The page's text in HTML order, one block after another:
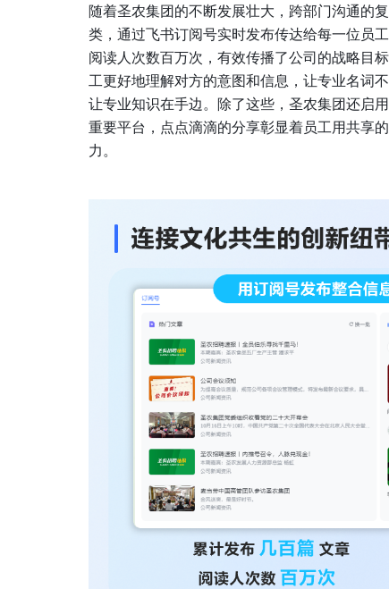
随着圣农集团的不断发展壮大，跨部门沟通的
类，通过飞书订阅号实时发布传达给每一位员
阅读人次数百万次，有效传播了公司的战略目
工更好地理解对方的意图和信息，让专业名词
让专业知识在手边。除了这些，圣农集团还启
重要平台，点点滴滴的分享彰显着员工用共享
力。